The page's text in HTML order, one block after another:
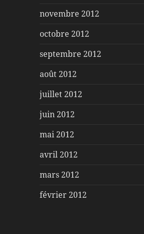
novembre 2012
octobre 2012
septembre 2012
août 2012
juillet 2012
juin 2012
mai 2012
avril 2012
mars 2012
février 2012